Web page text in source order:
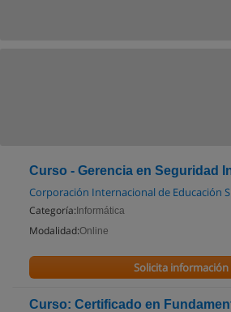
Curso - Gerencia en Seguridad
Corporación Internacional de Educación
Categoría: Informática
Modalidad:Online
Solicita información
Curso: Certificado en